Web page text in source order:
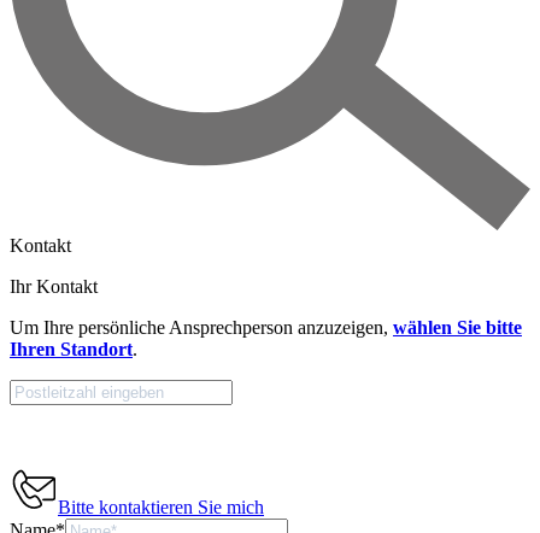
Kontakt
Ihr Kontakt
Um Ihre persönliche Ansprechperson anzuzeigen, wählen Sie bitte
Ihren Standort.
Bitte kontaktieren Sie mich